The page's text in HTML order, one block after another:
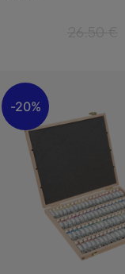
20%